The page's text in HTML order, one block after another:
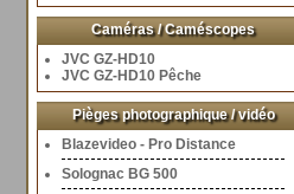
Caméras / Caméscopes
JVC GZ-HD10
JVC GZ-HD10 Pêche
Pièges photographique / vidéo
Blazevideo - Pro Distance
Solognac BG 500